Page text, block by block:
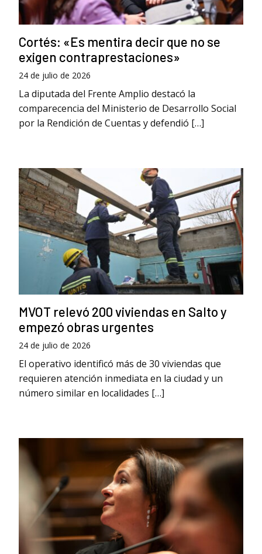
Cortés: «Es mentira decir que no se
exigen contraprestaciones»
24 de julio de 2026
La diputada del Frente Amplio destacó la
comparecencia del Ministerio de Desarrollo Social
por la Rendición de Cuentas y defendió […]
MVOT relevó 200 viviendas en Salto y
empezó obras urgentes
24 de julio de 2026
El operativo identificó más de 30 viviendas que
requieren atención inmediata en la ciudad y un
número similar en localidades […]